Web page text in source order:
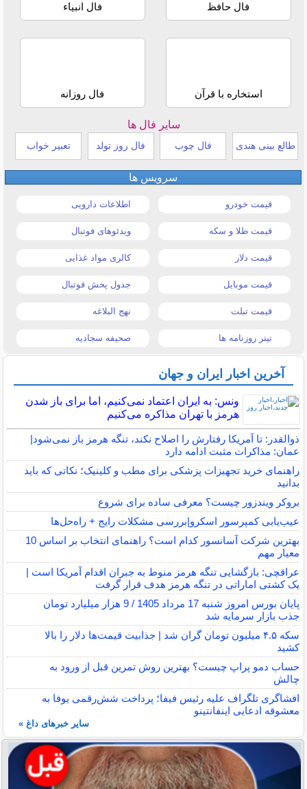
فال حافظ فال انبیاء
استخاره با قرآن فال روزانه
سایر فال ها
طالع بینی هندی فال چوب فال روز تولد تعبیر خواب
سرویس ها
قیمت خودرو اطلاعات دارویی
قیمت طلا و سکه ویدئوهای فوتبال
قیمت دلار کالری مواد غذایی
قیمت موبایل جدول پخش فوتبال
قیمت تبلت نهج البلاغه
تیتر روزنامه ها صحیفه سجادیه
آخرین اخبار ایران و جهان
ونس: به ایران اعتماد نمی‌کنیم، اما برای باز شدن
هرمز با تهران مذاکره می‌کنیم
ذوالقدر: تا آمریکا رفتارش را اصلاح نکند، تنگه هرمز باز نمی‌شود|
عمان: مذاکرات مثبت ادامه دارد
راهنمای خرید تجهیزات پزشکی برای مطب و کلینیک؛ نکاتی که باید
بدانید
بروکر ویندزور چیست؟ معرفی ساده برای شروع
عیب‌یابی کمپرسور اسکرو|بررسی مشکلات رایج + راه‌حل‌ها
بهترین شرکت آسانسور کدام است؟ راهنمای انتخاب بر اساس 10
معیار مهم
عراقچی: بازگشایی تنگه هرمز منوط به جبران اقدام آمریکا است |
یک کشتی اماراتی در تنگه هرمز هدف قرار گرفت
پایان بورس امروز شنبه 17 مرداد 1405 / 9 هزار میلیارد تومان
جذب بازار سرمایه شد
سکه ۴.۵ میلیون تومان گران شد | جذابیت قیمت‌ها دلار را بالا
کشید
حساب دمو پراپ چیست؟ بهترین روش تمرین قبل از ورود به
چالش
افشاگری تلگراف علیه رئیس فیفا؛ پرداخت شش‌رقمی یوفا به
معشوقه ادعایی اینفانتینو
سایر خبرهای داغ »